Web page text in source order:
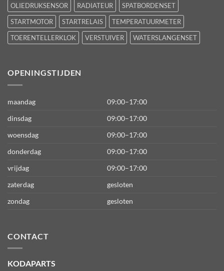
OLIEDRUKSENSOR
RADIATEUR
SPATBORDENSET
STARTMOTOR
STARTRELAIS
TEMPERATUURMETER
TOERENTELLERKLOK
VERSTUIVER WATERSLANGENSET
OPENINGSTIJDEN
maandag
09:00–17:00
dinsdag
09:00–17:00
woensdag
09:00–17:00
donderdag
09:00–17:00
vrijdag
09:00–17:00
zaterdag
gesloten
zondag
gesloten
CONTACT
KODAPARTS